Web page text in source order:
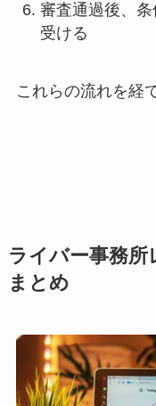
審査通過後、
受ける
これらの流れを経
ライバー事務
まとめ